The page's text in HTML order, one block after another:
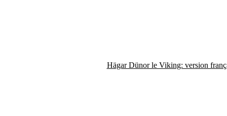
Hägar Dünor le Viking: version